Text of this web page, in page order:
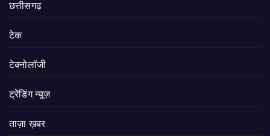
छत्तीसगढ़
टेक
टेक्नोलॉजी
ट्रेंडिंग न्यूज़
ताज़ा ख़बर